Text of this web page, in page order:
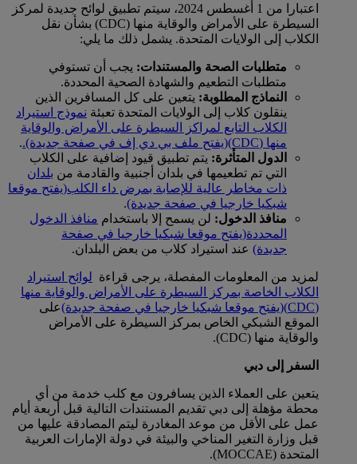
اعتبارا من 1 أغسطس 2024، سيتم تطبيق لوائح جديدة لمركز
السيطرة على الأمراض والوقاية منها (CDC) بشأن نقل
الكلاب إلى الولايات المتحدة. يشمل ذلك ما يلي:
متطلبات الصحة والمستندات: يجب أن تستوفي
متطلبات التطعيم والشهادة الصحية المحددة.
النماذج المطلوبة: يتعين على كل المسافرين الذين
ينقلون كلاب إلى الولايات المتحدة تعبئة نموذج استيراد
الكلاب التابع لمراكز السيطرة على الأمراض والوقاية
منها (CDC)
(يفتح ملف بي دي إف في صفحة جديدة)..
الدول المتأثرة: يتم تطبيق قيود إضافية على الكلاب
التي تم تطعيمها في بلدان أجنبية والقادمة من بلدان
ذات مخاطر عالية للإصابة بمرض داء الكلب(يفتح موقعا
شبكيا خارجيا في صفحة جديدة).
منافذ الدخول: لن يسمح إلا باستخدام منافذ الدخول
المحددة(يفتح موقعا شبكيا خارجيا في صفحة
جديدة) عند استيراد كلاب من بعض البلدان.
لمزيد من المعلومات المفصلة، يرجى قراءة لوائح استيراد
الكلاب الخاصة بمركز السيطرة على الأمراض والوقاية منها
(CDC)
(يفتح موقعا شبكيا خارجيا في صفحة جديدة)على
الموقع الشبكي الخاص بمركز السيطرة على الأمراض
والوقاية منها (CDC).
السفر إلى دبي
يتعين على العملاء الذين يسافرون مع كلب خدمة من أي
محطة مؤهلة إلى دبي تقديم المستندات التالية قبل أربعة أيام
عمل على الأقل من موعد المغادرة ليتم المصادقة عليها من
قبل وزارة التغير المناخي والبيئة في دولة الإمارات العربية
المتحدة (MOCCAE).